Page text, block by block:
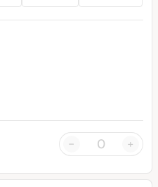
- +